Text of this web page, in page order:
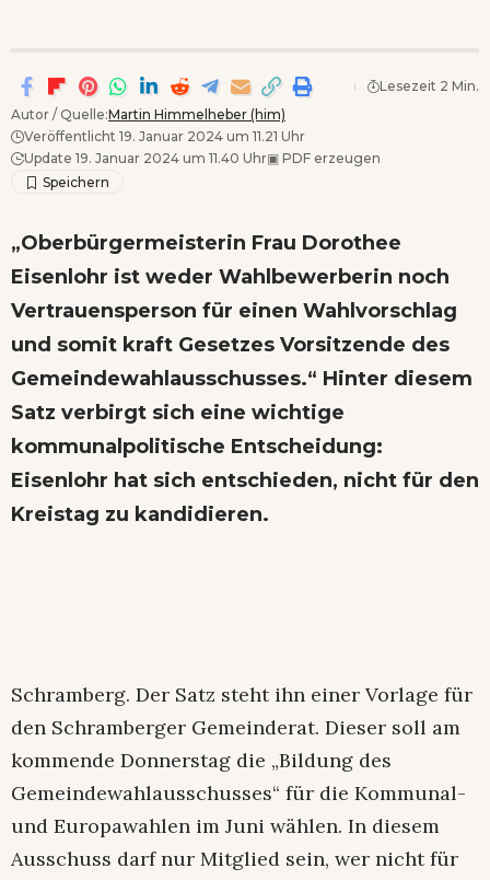
Autor / Quelle:Martin Himmelheber (him)
Veröffentlicht 19. Januar 2024 um 11.21 Uhr
Update 19. Januar 2024 um 11.40 Uhr▣ PDF erzeugen
Lesezeit 2 Min.
„Oberbürgermeisterin Frau Dorothee
Eisenlohr ist weder Wahlbewerberin noch
Vertrauensperson für einen Wahlvorschlag
und somit kraft Gesetzes Vorsitzende des
Gemeindewahlausschusses.“ Hinter diesem
Satz verbirgt sich eine wichtige
kommunalpolitische Entscheidung:
Eisenlohr hat sich entschieden, nicht für den
Kreistag zu kandidieren.
Schramberg. Der Satz steht ihn einer Vorlage für
den Schramberger Gemeinderat. Dieser soll am
kommende Donnerstag die „Bildung des
Gemeindewahlausschusses“ für die Kommunal-
und Europawahlen im Juni wählen. In diesem
Ausschuss darf nur Mitglied sein, wer nicht für